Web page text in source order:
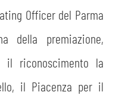
Officer del Parma
della premiazione,
il riconoscimento la
il Piacenza per il